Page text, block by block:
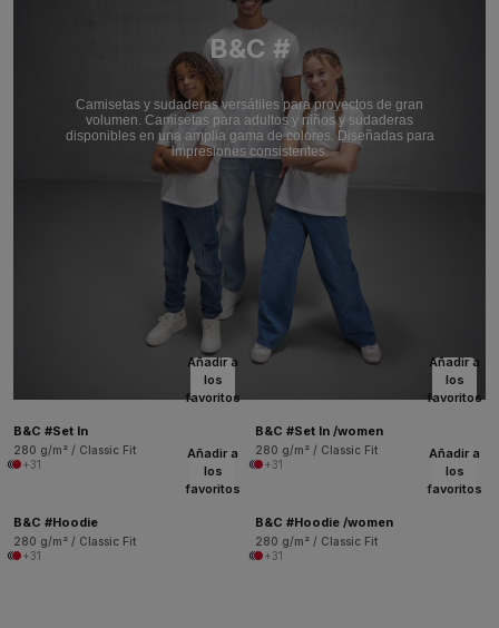
B&C #
Camisetas y sudaderas versátiles para proyectos de gran
volumen. Camisetas para adultos y niños y sudaderas
disponibles en una amplia gama de colores. Diseñadas para
impresiones consistentes.
Añadir a
los
favoritos
B&C #Set In
280 g/m² / Classic Fit
+31
Añadir a
los
favoritos
B&C #Set In /women
280 g/m² / Classic Fit
+31
Añadir a
los
favoritos
B&C #Hoodie
280 g/m² / Classic Fit
+31
Añadir a
los
favoritos
B&C #Hoodie /women
280 g/m² / Classic Fit
+31